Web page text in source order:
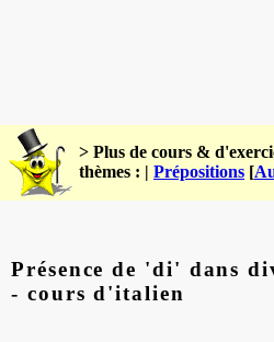
> Plus de cours &
thèmes : | Prépositions [
Présence de 'di' dans
- cours d'italien